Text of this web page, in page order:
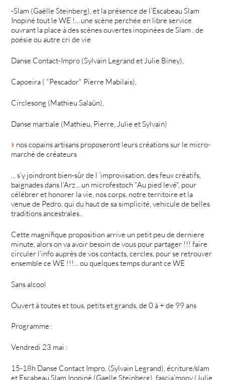
-Slam (Gaëlle Steinberg), et la présence de l’Escabeau Slam
Inopiné tout le WE !... une scène perchée en libre service
ouvrant la place à des scènes ouvertes inopinées de Slam , de
poésie ou autre cri de vie
Danse Contact-Impro (Sylvain Legrand et Julie Biney),
Capoeira ( "Pescador" Pierre Mabilais),
Circlesong (Mathieu Salaün),
Danse martiale (Mathieu, Pierre, Julie et Sylvain)
nos copains artisans proposeront leurs créations sur le micro-
marché de créateurs
... s’y joindront bien-sûr de l ’improvisation, des feux créatifs,
baignades dans l’Arz... un microfestoch "Au pied levé", pour
célébrer et honorer la vie, nos corps, notre territoire et la
venue de Pedro, qui du haut de sa simplicité, vehicule de belles
traditions ancestrales..
Cette magnifique proposition arrive un petit peu de derniere
minute, alors on va avoir besoin de vous pour partager !!! faire
circuler l’info auprès de vos contacts, cercles, pour se retrouver
ensemble ce WE !!!... ou quelques temps durant ce WE
Sans alcool
Ouvert à toutes et tous, petits et grands, de 0 à + de 99 ans
Programme :
Vendredi 23 mai :
15-18h Danse Contact Impro, (Sylvain Legrand), écriture/slam
et Escabeau Slam Inopiné (Gaelle Steinberg), fascia’moov (Julie